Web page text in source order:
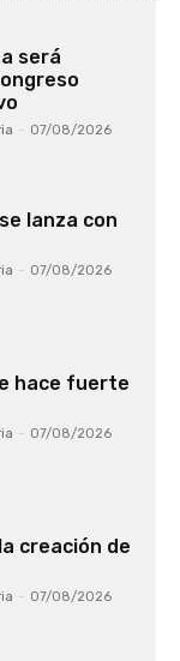
será
- 07/08/2026
lanza con
- 07/08/2026
hace fuerte
- 07/08/2026
creación de
- 07/08/2026